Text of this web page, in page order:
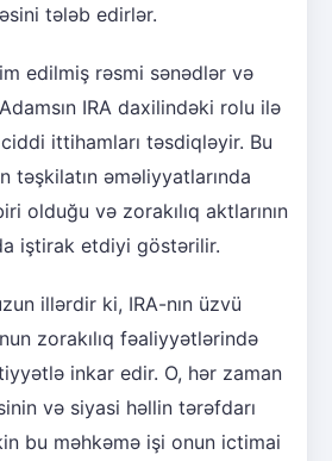
tələb edirlər.
edilmiş rəsmi sənədlər və
IRA daxilindəki rolu ilə
ittihamları təsdiqləyir. Bu
təşkilatın əməliyyatlarında
olduğu və zorakılıq aktlarının
iştirak etdiyi göstərilir.
illərdir ki, IRA-nın üzvü
zorakılıq fəaliyyətlərində
inkar edir. O, hər zaman
və siyasi həllin tərəfdarı
bu məhkəmə işi onun ictimai